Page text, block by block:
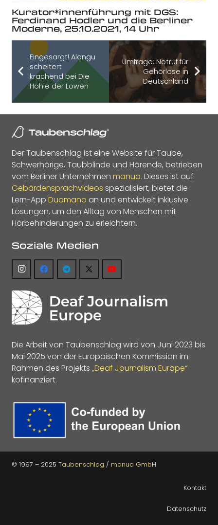
Kurator*innenführung mit DGS:
Ferdinand Hodler und die Berliner
Moderne, 25.10.2021, 14 Uhr
Eingesargt! Alangu
scheitert
krachend bei Die
Höhle der Löwen
Umfrage: Notruf für
Gehörlose in
Deutschland
Der Taubenschlag ist eine Website für Taube,
Schwerhörige, Taubblinde und Hörende, betrieben
vom Berliner Unternehmen manua. Dieses ist auf
Gebärdensprachvideos spezialisiert, bietet die
Lern-App Duomano an und entwickelt inklusive
Lösungen, um den Alltag von Menschen mit
Hörbehinderungen zu erleichtern.
Soziale Medien
Die Arbeit von Taubenschlag wird von Juni 2023 bis
Mai 2025 von der Europäischen Kommission im
Rahmen des Projekts „Deaf Journalism Europe“
kofinanziert.
© 1997 – 2025 Taubenschlag / manua GmbH
Kontakt
Datenschutz